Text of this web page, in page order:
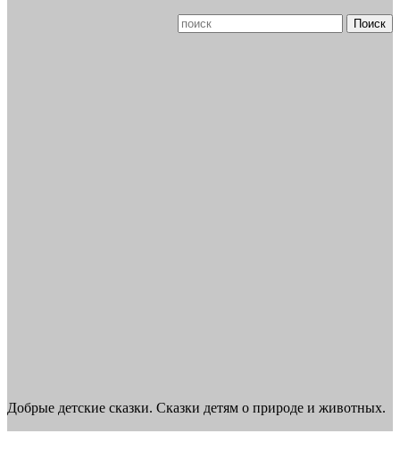
Добрые детские сказки. Сказки детям о природе и животных.